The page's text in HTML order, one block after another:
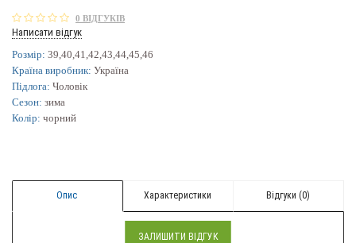
0 ВІДГУКІВ
Написати відгук
Розмір: 39,40,41,42,43,44,45,46
Країна виробник: Україна
Підлога: Чоловік
Сезон: зима
Колір: чорний
ЗАЛИШИТИ ВІДГУК
Опис Характеристики Відгуки (0)